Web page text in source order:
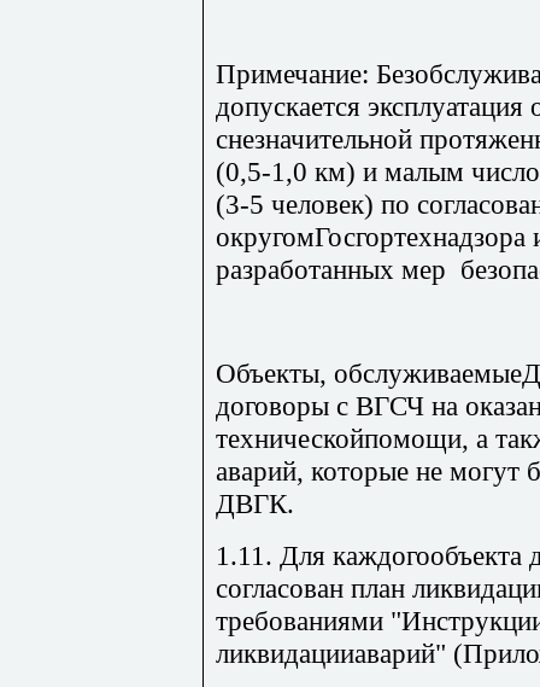
Примечание:
допускается
снезначительной
(0,5-1,0 км) и малым
(3-5 человек) по
округомГосгортехнадзора
разработанных мер
Объекты,
договоры с ВГСЧ на
техническойпомощи, а
аварий, которые не могут
ДВГК.
1.11. Для каждогообъекта
согласован план
требованиями
ликвидацииаварий"